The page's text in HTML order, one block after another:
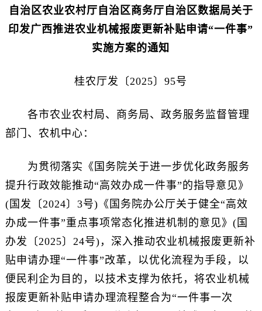
自治区农业农村厅自治区商务厅自治区数据局关于
印发广西推进农业机械报废更新补贴申请“一件事”
实施方案的通知
桂农厅发〔2025〕95号
各市农业农村局、商务局、政务服务监督管理
部门、农机中心：
为贯彻落实《国务院关于进一步优化政务服务
提升行政效能推动“高效办成一件事”的指导意见》
(国发〔2024〕3号)《国务院办公厅关于健全“高效
办成一件事”重点事项常态化推进机制的意见》(国
办发〔2025〕24号)，深入推动农业机械报废更新补
贴申请办理“一件事”改革，以优化流程为手段，以
便民利企为目的，以技术支撑为依托，将农业机械
报废更新补贴申请办理流程整合为“一件事一次